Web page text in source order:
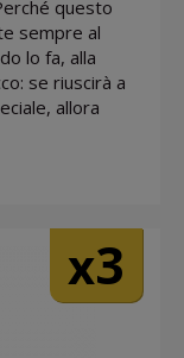
questo
sempre al
lo fa, alla
se riuscirà a
allora
x3